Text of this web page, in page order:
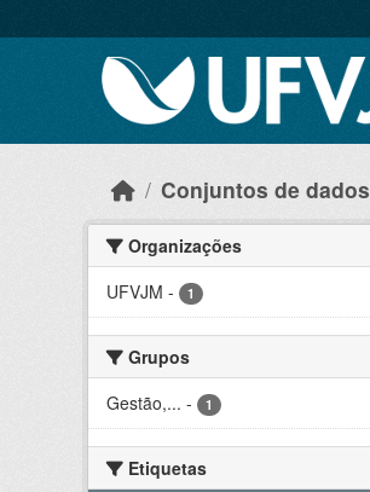
Conjuntos de dados
Organizações
UFVJM - 1
Grupos
Gestão,... - 1
Etiquetas